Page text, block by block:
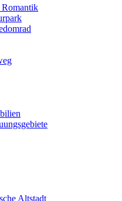
Romantik
Altstadt